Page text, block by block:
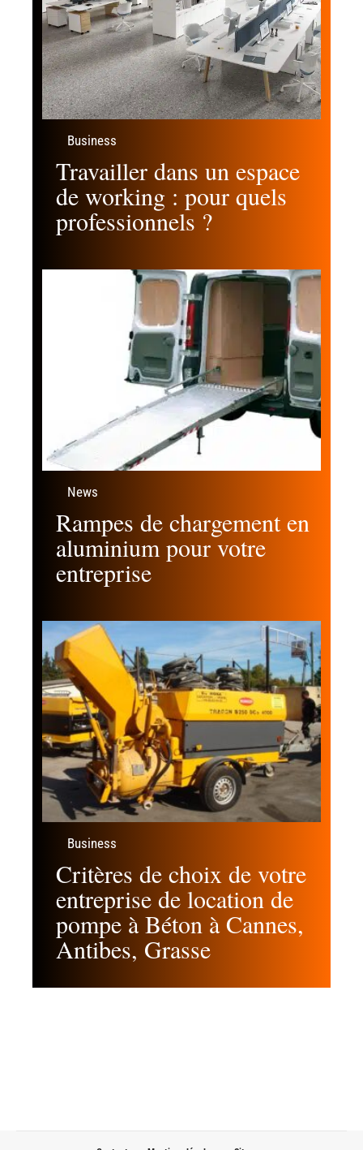
Business
Travailler dans un espace
de working : pour quels
professionnels ?
News
Rampes de chargement en
aluminium pour votre
entreprise
Business
Critères de choix de votre
entreprise de location de
pompe à Béton à Cannes,
Antibes, Grasse